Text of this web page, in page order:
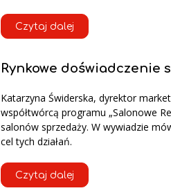
Czytaj dalej
Rynkowe doświadczenie
Katarzyna Świderska, dyrektor
współtwórcą programu „Salonowe
salonów sprzedaży. W wywiadzie
cel tych działań.
Czytaj dalej